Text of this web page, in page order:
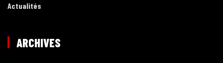
Actualités
ARCHIVES